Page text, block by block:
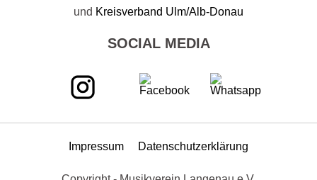
und Kreisverband Ulm/Alb-Donau
SOCIAL MEDIA
Impressum Datenschutzerklärung